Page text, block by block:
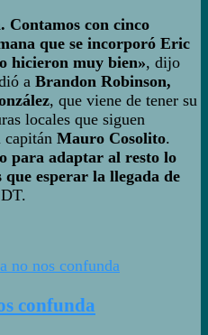
Contamos con cinco
que se incorporó Eric
hicieron muy bien», dijo
a Brandon Robinson,
, que viene de tener su
locales que siguen
capitán Mauro Cosolito.
para adaptar al resto lo
esperar la llegada de
confunda